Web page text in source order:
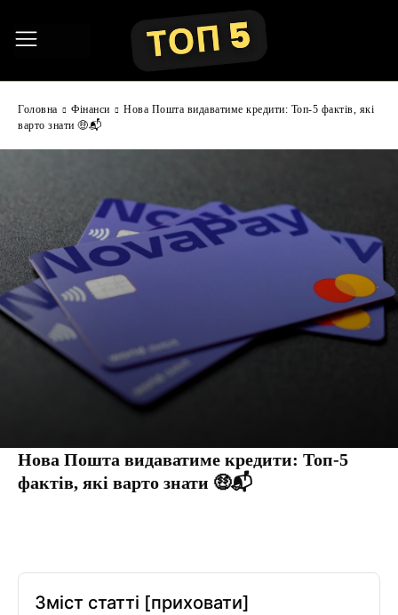
Головна Фінанси
Нова Пошта видаватиме кредити: Топ-5 фактів, які
варто знати 🤑📬
Нова Пошта видаватиме кредити: Топ-5
фактів, які варто знати 🤑📬
Зміст статті [приховати]